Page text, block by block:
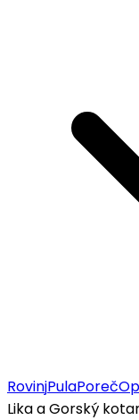
RovinjPulaPoreč
Lika a Gorský